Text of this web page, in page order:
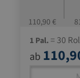
110,90 €
1 Pal. = 30
ab